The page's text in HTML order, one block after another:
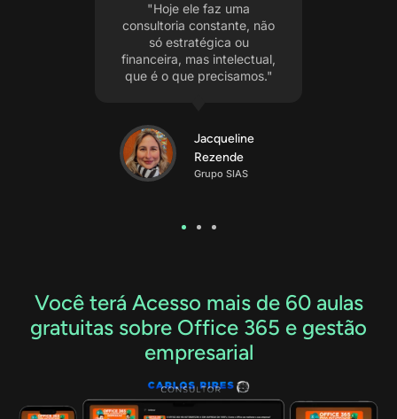
"Ele veio quando
estávamos passando por
um momento de crise, e
hoje a empresa está muito
melhor graças a essa
Louise Amaral
CEO da Mais
Você terá Acesso mais de 60 aulas
gratuitas sobre Office 365 e gestão
empresarial